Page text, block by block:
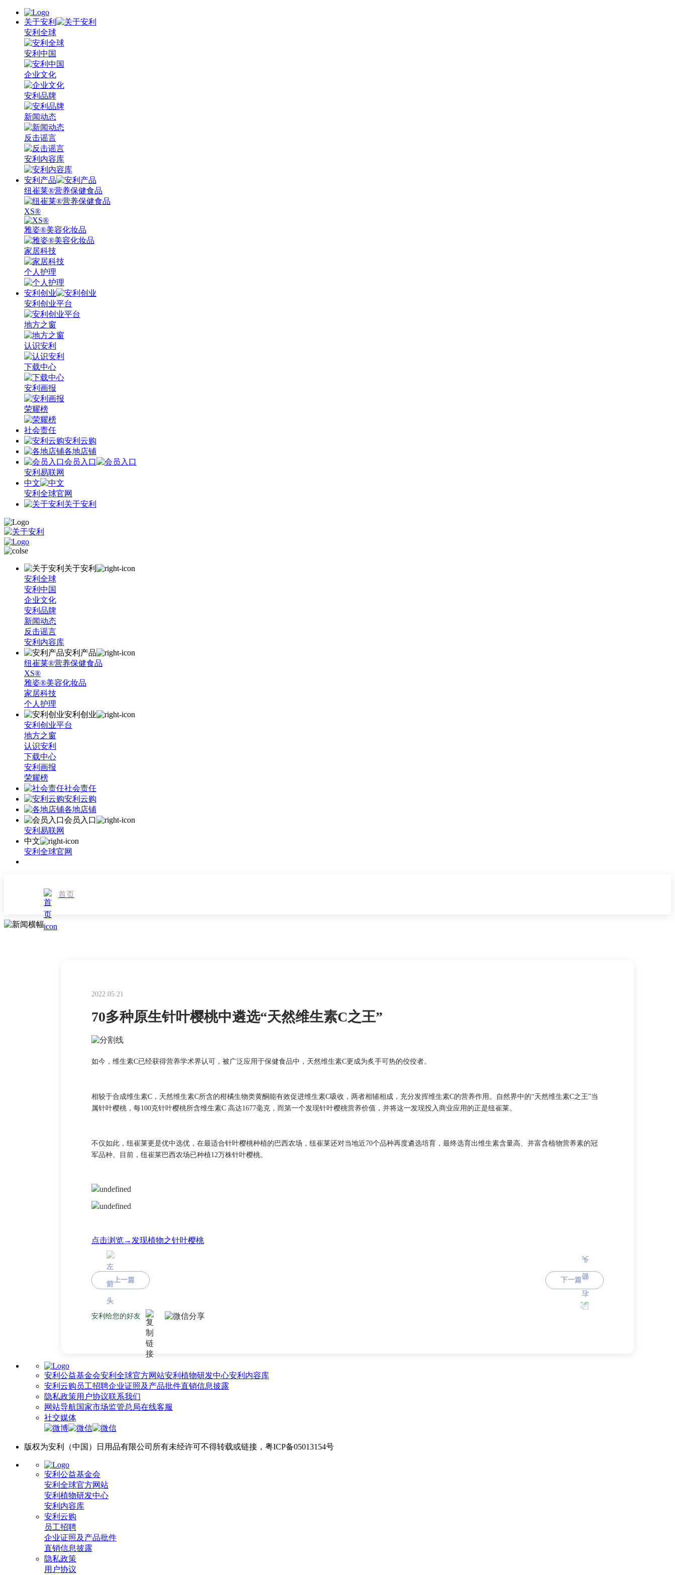
关于安利
安利全球
安利中国
企业文化
安利品牌
新闻动态
反击谣言
安利内容库
安利产品
纽崔莱®营养保健食品
XS®
雅姿®美容化妆品
家居科技
个人护理
安利创业
安利创业平台
地方之窗
认识安利
下载中心
安利画报
荣耀榜
社会责任
安利云购
各地店铺
会员入口
安利易联网
中文
安利全球官网
关于安利
关于安利
安利全球
安利中国
企业文化
安利品牌
新闻动态
反击谣言
安利内容库
安利产品
纽崔莱®营养保健食品
XS®
雅姿®美容化妆品
家居科技
个人护理
安利创业
安利创业平台
地方之窗
认识安利
下载中心
安利画报
荣耀榜
社会责任
安利云购
各地店铺
会员入口
安利易联网
中文
安利全球官网
首页
2022.05.21
70多种原生针叶樱桃中遴选“天然维生素C之王”
如今，维生素C已经获得营养学术界认可，被广泛应用于保健食品中，天然维生素C更成为炙手可热的佼佼者。
相较于合成维生素C，天然维生素C所含的柑橘生物类黄酮能有效促进维生素C吸收，两者相辅相成，充分发挥维生素C的营养作用。自然界中的“天然维生素C之王”当
属针叶樱桃，每100克针叶樱桃所含维生素C 高达1677毫克，而第一个发现针叶樱桃营养价值，并将这一发现投入商业应用的正是纽崔莱。
不仅如此，纽崔莱更是优中选优，在最适合针叶樱桃种植的巴西农场，纽崔莱还对当地近70个品种再度遴选培育，最终选育出维生素含量高、并富含植物营养素的冠
军品种。目前，纽崔莱巴西农场已种植12万株针叶樱桃。
点击浏览→发现植物之针叶樱桃
上一篇 下一篇
安利给您的好友
安利公益基金会安利全球官方网站安利植物研发中心安利内容库
安利云购 员工招聘企业证照及产品批件直销信息披露
隐私政策用户协议联系我们
网站导航国家市场监管总局在线客服
社交媒体
版权为安利（中国）日用品有限公司所有未经许可不得转载或链接，粤ICP备05013154号
安利公益基金会
安利全球官方网站
安利植物研发中心
安利内容库
安利云购
员工招聘
企业证照及产品批件
直销信息披露
隐私政策
用户协议